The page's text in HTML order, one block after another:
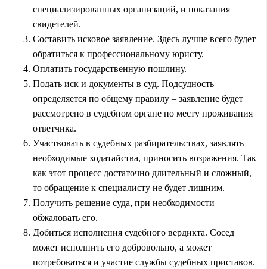
специализированных организаций, и показания
свидетелей.
Составить исковое заявление. Здесь лучше всего будет
обратиться к профессиональному юристу.
Оплатить государственную пошлину.
Подать иск и документы в суд. Подсудность
определяется по общему правилу – заявление будет
рассмотрено в судебном органе по месту проживания
ответчика.
Участвовать в судебных разбирательствах, заявлять
необходимые ходатайства, приносить возражения. Так
как этот процесс достаточно длительный и сложный,
то обращение к специалисту не будет лишним.
Получить решение суда, при необходимости
обжаловать его.
Добиться исполнения судебного вердикта. Сосед
может исполнить его добровольно, а может
потребоваться и участие службы судебных приставов.